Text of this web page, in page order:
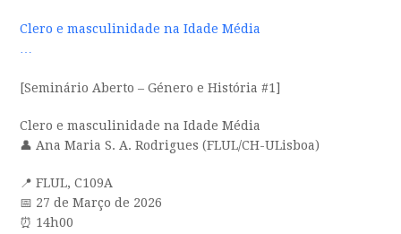
Clero e masculinidade na Idade Média
…
[Seminário Aberto – Género e História #1]
Clero e masculinidade na Idade Média
👤 Ana Maria S. A. Rodrigues (FLUL/CH-ULisboa)
📍 FLUL, C109A
📅 27 de Março de 2026
⏰ 14h00